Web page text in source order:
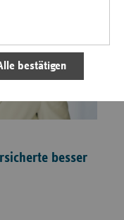
bestätigen
besser